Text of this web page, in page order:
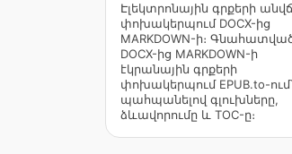
Էլեկտրոնային գրքերի
փոխակերպում DOCX-ից
MARKDOWN-ի։
DOCX-ից MARKDOWN-ի
էկրանային գրքերի
փոխակերպում EPUB.to-ում՝
պահպանելով գլուխները,
ձևավորումը և TOC-ը։